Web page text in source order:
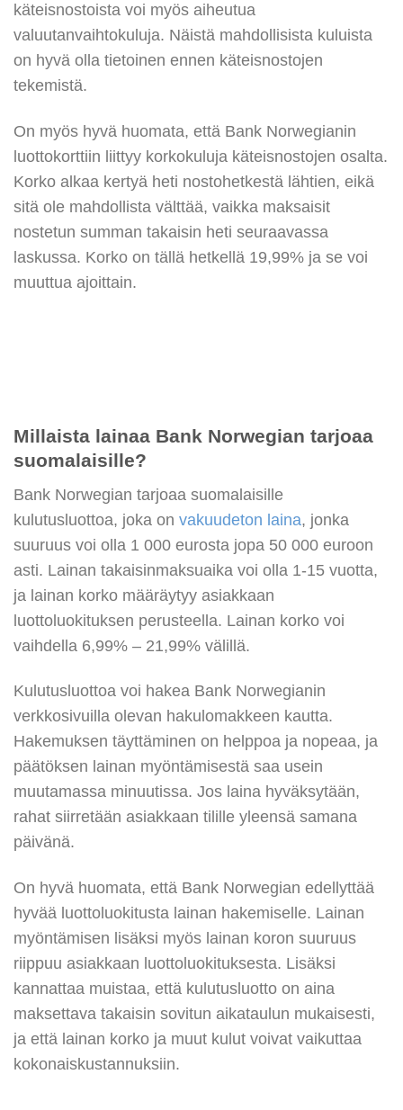
käteisnostoista voi myös aiheutua
valuutanvaihtokuluja. Näistä mahdollisista kuluista
on hyvä olla tietoinen ennen käteisnostojen
tekemistä.
On myös hyvä huomata, että Bank Norwegianin
luottokorttiin liittyy korkokuluja käteisnostojen osalta.
Korko alkaa kertyä heti nostohetkestä lähtien, eikä
sitä ole mahdollista välttää, vaikka maksaisit
nostetun summan takaisin heti seuraavassa
laskussa. Korko on tällä hetkellä 19,99% ja se voi
muuttua ajoittain.
Millaista lainaa Bank Norwegian tarjoaa
suomalaisille?
Bank Norwegian tarjoaa suomalaisille
kulutusluottoa, joka on vakuudeton laina, jonka
suuruus voi olla 1 000 eurosta jopa 50 000 euroon
asti. Lainan takaisinmaksuaika voi olla 1-15 vuotta,
ja lainan korko määräytyy asiakkaan
luottoluokituksen perusteella. Lainan korko voi
vaihdella 6,99% – 21,99% välillä.
Kulutusluottoa voi hakea Bank Norwegianin
verkkosivuilla olevan hakulomakkeen kautta.
Hakemuksen täyttäminen on helppoa ja nopeaa, ja
päätöksen lainan myöntämisestä saa usein
muutamassa minuutissa. Jos laina hyväksytään,
rahat siirretään asiakkaan tilille yleensä samana
päivänä.
On hyvä huomata, että Bank Norwegian edellyttää
hyvää luottoluokitusta lainan hakemiselle. Lainan
myöntämisen lisäksi myös lainan koron suuruus
riippuu asiakkaan luottoluokituksesta. Lisäksi
kannattaa muistaa, että kulutusluotto on aina
maksettava takaisin sovitun aikataulun mukaisesti,
ja että lainan korko ja muut kulut voivat vaikuttaa
kokonaiskustannuksiin.